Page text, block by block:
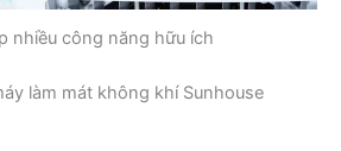
nhiều công năng hữu ích
làm mát không khí Sunhouse